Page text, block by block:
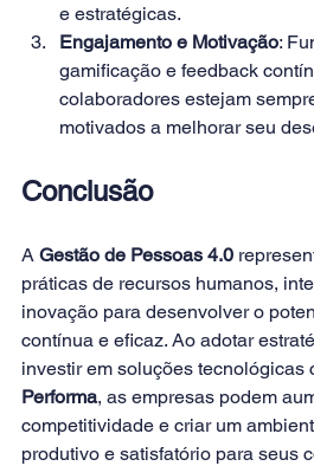
e estratégicas.
Engajamento e Motivação:
gamificação e feedback
colaboradores estejam
motivados a melhorar seu
Conclusão
A Gestão de Pessoas 4.0
práticas de recursos humanos,
inovação para desenvolver o
contínua e eficaz. Ao adotar
investir em soluções tecnológicas
Performa, as empresas podem
competitividade e criar um
produtivo e satisfatório para seus